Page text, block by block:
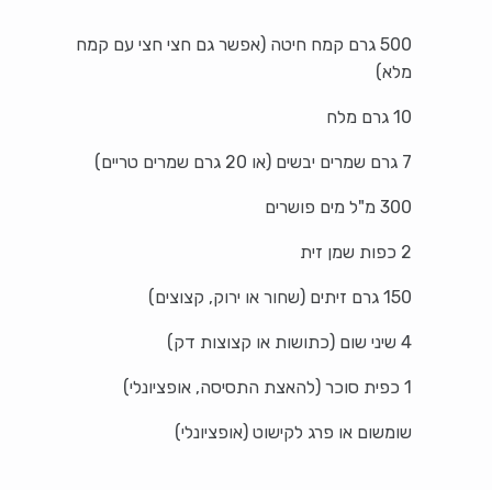
500 גרם קמח חיטה (אפשר גם חצי חצי עם קמח
מלא)
10 גרם מלח
7 גרם שמרים יבשים (או 20 גרם שמרים טריים)
300 מ"ל מים פושרים
2 כפות שמן זית
150 גרם זיתים (שחור או ירוק, קצוצים)
4 שיני שום (כתושות או קצוצות דק)
1 כפית סוכר (להאצת התסיסה, אופציונלי)
שומשום או פרג לקישוט (אופציונלי)